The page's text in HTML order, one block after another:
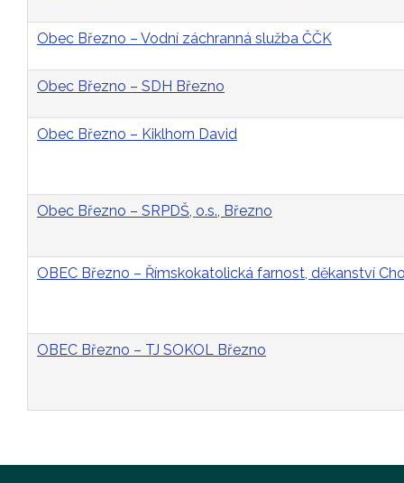
Obec Březno – Vodní záchranná služba ČČK
Obec Březno – SDH Březno
Obec Březno – Kiklhorn David
Obec Březno – SRPDŠ, o.s., Březno
OBEC Březno – Římskokatolická farnost, děkanství
OBEC Březno – TJ SOKOL Březno